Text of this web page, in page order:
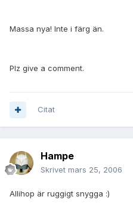
Massa nya! Inte i färg än.
Plz give a comment.
Citat
Hampe
Skrivet mars 25, 2006
Allihop är ruggigt snygga :)